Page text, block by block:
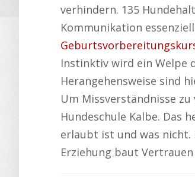
verhindern. 135
Kommunikation
Instinktiv wird ein Welpe
Herangehensweise sind
Um Missverständnisse
Hundeschule Kalbe. Das
erlaubt ist und was nicht.
Erziehung baut